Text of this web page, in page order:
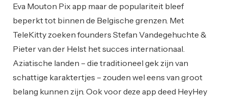
Eva Mouton Pix app maar de populariteit bleef
beperkt tot binnen de Belgische grenzen. Met
TeleKitty zoeken founders Stefan Vandegehuchte &
Pieter van der Helst het succes internationaal.
Aziatische landen – die traditioneel gek zijn van
schattige karaktertjes – zouden wel eens van groot
belang kunnen zijn. Ook voor deze app deed HeyHey